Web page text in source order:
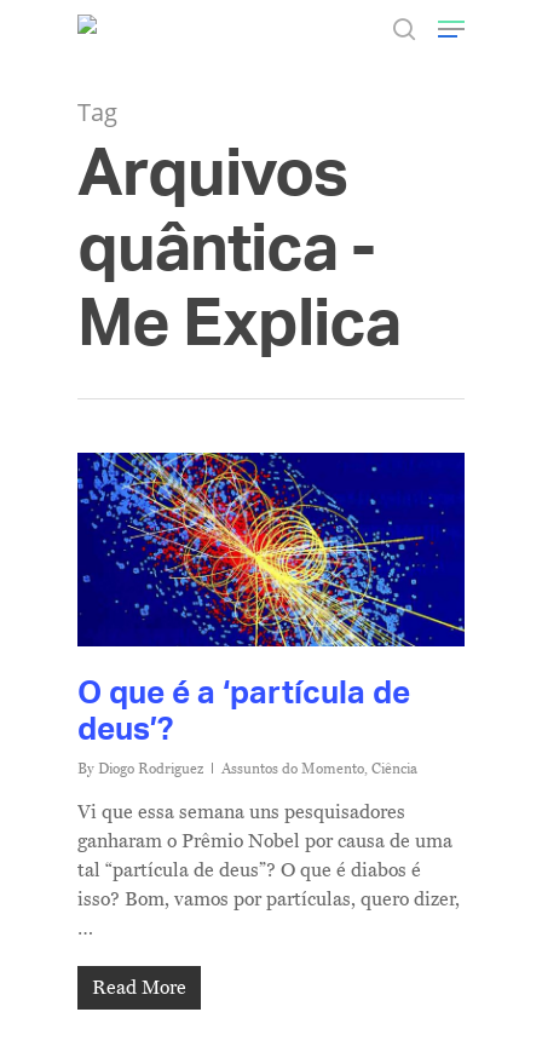
Hit enter to search or ESC to close
Tag
Arquivos
quântica -
Me Explica
O que é a ‘partícula de
deus’?
By Diogo Rodriguez Assuntos do Momento, Ciência
Vi que essa semana uns pesquisadores
ganharam o Prêmio Nobel por causa de uma
tal “partícula de deus”? O que é diabos é
isso? Bom, vamos por partículas, quero dizer,
…
Read More